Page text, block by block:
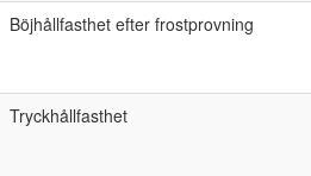
Böjhållfasthet efter frostprovning
Tryckhållfasthet